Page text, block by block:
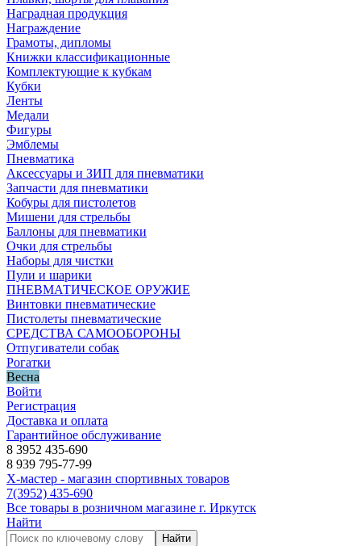
Наградная продукция
Награждение
Грамоты, дипломы
Книжки классификационные
Комплектующие к кубкам
Кубки
Ленты
Медали
Фигуры
Эмблемы
Пневматика
Аксессуары и ЗИП для пневматики
Запчасти для пневматики
Кобуры для пистолетов
Мишени для стрельбы
Баллоны для пневматики
Очки для стрельбы
Наборы для чистки
Пули и шарики
ПНЕВМАТИЧЕСКОЕ ОРУЖИЕ
Винтовки пневматические
Пистолеты пневматические
СРЕДСТВА САМООБОРОНЫ
Отпугиватели собак
Рогатки
Весна
Войти
Регистрация
Доставка и оплата
Гарантийное обслуживание
8 3952 435-690
8 939 795-77-99
Х-мастер - магазин спортивных товаров
7(3952) 435-690
Все товары в розничном магазине г. Иркутск
Найти
Найти